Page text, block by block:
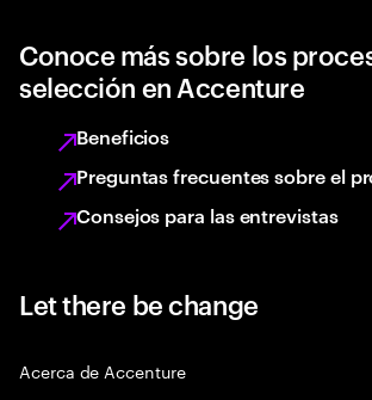
Conoce más sobre los
selección en Accenture
Beneficios
Preguntas frecuentes sobre el
Consejos para las entrevistas
Let there be change
Acerca de Accenture